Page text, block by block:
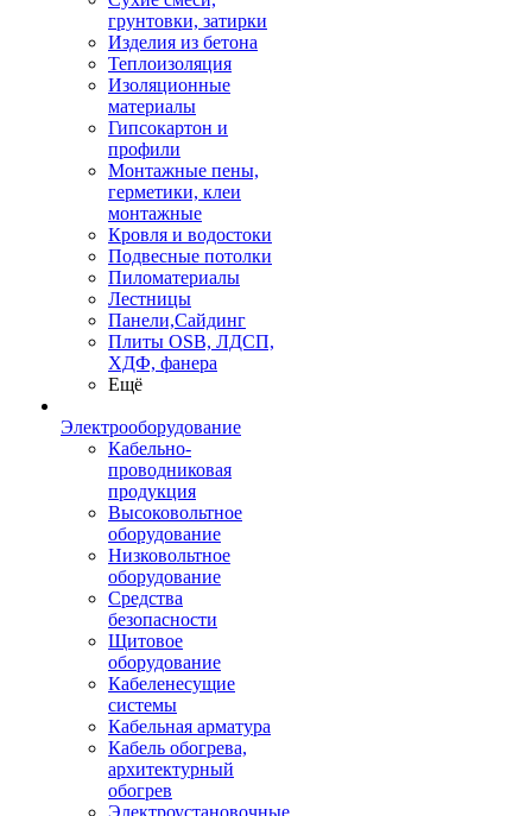
грунтовки, затирки
Изделия из бетона
Теплоизоляция
Изоляционные
материалы
Гипсокартон и
профили
Монтажные пены,
герметики, клеи
монтажные
Кровля и водостоки
Подвесные потолки
Пиломатериалы
Лестницы
Панели,Сайдинг
Плиты OSB, ЛДСП,
ХДФ, фанера
Ещё
Электрооборудование
Кабельно-
проводниковая
продукция
Высоковольтное
оборудование
Низковольтное
оборудование
Средства
безопасности
Щитовое
оборудование
Кабеленесущие
системы
Кабельная арматура
Кабель обогрева,
архитектурный
обогрев
Электроустановочные